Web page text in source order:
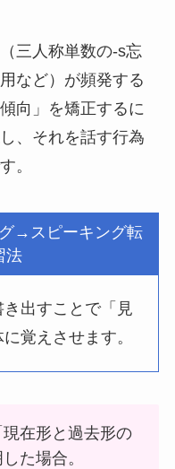
三人称単数の-s忘
など）が頻発する
向」を矯正するに
、それを話す行為
。
→スピーキング転
法
出すことで「見
覚えさせます。
在形と過去形の
た場合。